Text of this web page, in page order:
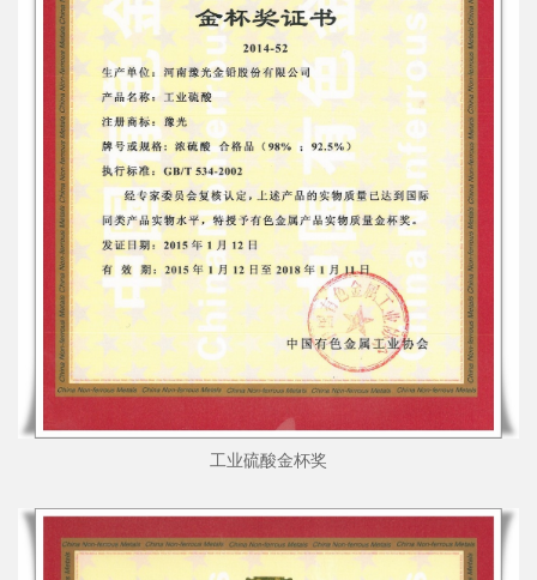
工业硫酸金杯奖